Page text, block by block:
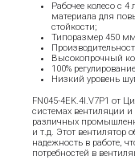
Рабочее колесо с
материала для
стойкости;
Типоразмер 450
Высокопрочный
100%
Низкий уровень
FN045-4EK.4I.V7P1 от
системах вентиляции
различных
и т.д. Этот вентилятор
надежность в работе,
потребностей в